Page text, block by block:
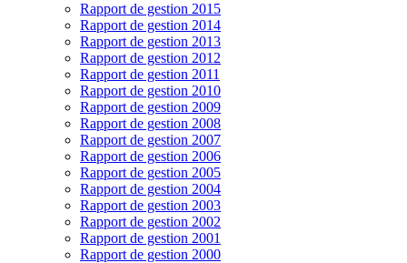
Rapport de gestion 2015
Rapport de gestion 2014
Rapport de gestion 2013
Rapport de gestion 2012
Rapport de gestion 2011
Rapport de gestion 2010
Rapport de gestion 2009
Rapport de gestion 2008
Rapport de gestion 2007
Rapport de gestion 2006
Rapport de gestion 2005
Rapport de gestion 2004
Rapport de gestion 2003
Rapport de gestion 2002
Rapport de gestion 2001
Rapport de gestion 2000